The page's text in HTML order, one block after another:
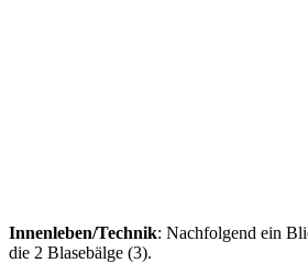
Innenleben/Technik: Nachfolgend ein
die 2 Blasebälge (3).